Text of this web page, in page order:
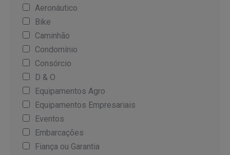
Aeronáutico
Bike
Caminhão
Condomínio
Consórcio
D & O
Equipamentos Agro
Equipamentos Empresariais
Eventos
Embarcações
Fiança ou Garantia